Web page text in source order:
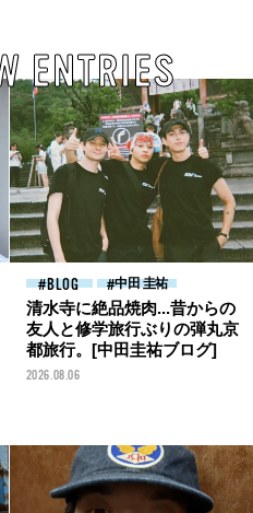
ENTRIES
BLOG 中田 圭祐
清水寺に絶品焼肉...昔からの
友人と修学旅行ぶりの弾丸京
都旅行。[中田圭祐ブログ]
2026.08.06